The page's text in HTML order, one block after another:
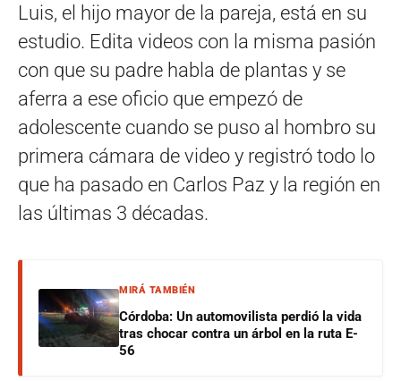
Luis, el hijo mayor de la pareja, está en su
estudio. Edita videos con la misma pasión
con que su padre habla de plantas y se
aferra a ese oficio que empezó de
adolescente cuando se puso al hombro su
primera cámara de video y registró todo lo
que ha pasado en Carlos Paz y la región en
las últimas 3 décadas.
MIRÁ TAMBIÉN
Córdoba: Un automovilista perdió la vida
tras chocar contra un árbol en la ruta E-
56